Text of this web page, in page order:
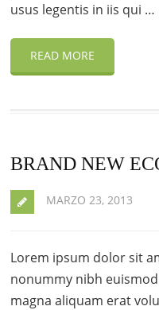
usus legentis in iis qui …
READ MORE
BRAND NEW
MARZO 23, 2013
Lorem ipsum dolor sit
nonummy nibh
magna aliquam erat